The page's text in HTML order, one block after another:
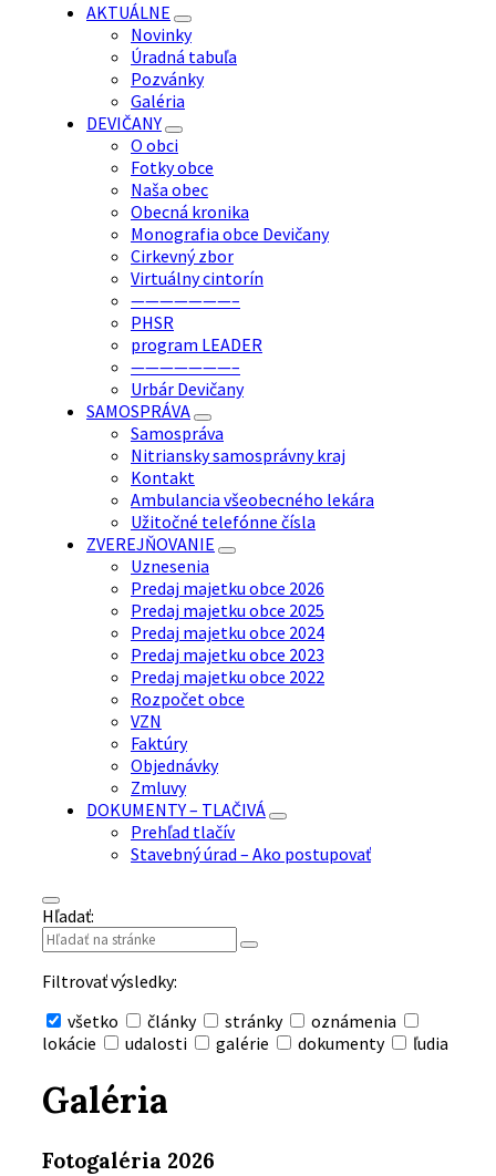
AKTUÁLNE
Novinky
Úradná tabuľa
Pozvánky
Galéria
DEVIČANY
O obci
Fotky obce
Naša obec
Obecná kronika
Monografia obce Devičany
Cirkevný zbor
Virtuálny cintorín
———————–
PHSR
program LEADER
———————–
Urbár Devičany
SAMOSPRÁVA
Samospráva
Nitriansky samosprávny kraj
Kontakt
Ambulancia všeobecného lekára
Užitočné telefónne čísla
ZVEREJŇOVANIE
Uznesenia
Predaj majetku obce 2026
Predaj majetku obce 2025
Predaj majetku obce 2024
Predaj majetku obce 2023
Predaj majetku obce 2022
Rozpočet obce
VZN
Faktúry
Objednávky
Zmluvy
DOKUMENTY – TLAČIVÁ
Prehľad tlačív
Stavebný úrad – Ako postupovať
Hľadať:
Filtrovať výsledky:
všetko
články stránky
oznámenia
lokácie
udalosti galérie dokumenty ľudia
vyhľadávanie
Galéria
Fotogaléria 2026